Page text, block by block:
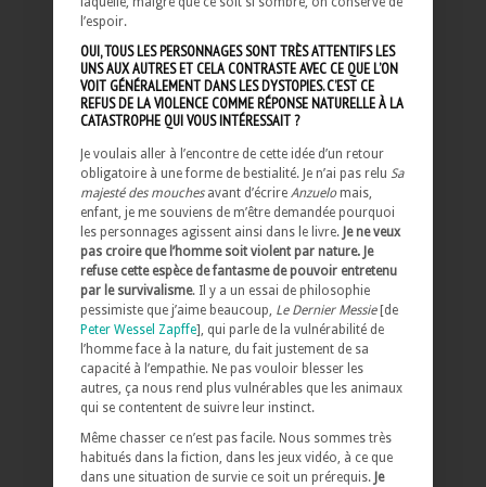
l’espoir.
OUI, TOUS LES PERSONNAGES SONT TRÈS ATTENTIFS LES
UNS AUX AUTRES ET CELA CONTRASTE AVEC CE QUE L’ON
VOIT GÉNÉRALEMENT DANS LES DYSTOPIES. C’EST CE
REFUS DE LA VIOLENCE COMME RÉPONSE NATURELLE À LA
CATASTROPHE QUI VOUS INTÉRESSAIT ?
Je voulais aller à l’encontre de cette idée d’un retour
obligatoire à une forme de bestialité. Je n’ai pas relu Sa
majesté des mouchesavant d’écrire Anzuelomais,
enfant, je me souviens de m’être demandée pourquoi
les personnages agissent ainsi dans le livre. Je ne veux
pas croire que l’homme soit violent par nature. Je
refuse cette espèce de fantasme de pouvoir entretenu
par le survivalisme. Il y a un essai de philosophie
pessimiste que j’aime beaucoup, Le Dernier Messie[de
Peter Wessel Zapffe], qui parle de la vulnérabilité de
l’homme face à la nature, du fait justement de sa
capacité à l’empathie. Ne pas vouloir blesser les
autres, ça nous rend plus vulnérables que les animaux
qui se contentent de suivre leur instinct.
Même chasser ce n’est pas facile. Nous sommes très
habitués dans la fiction, dans les jeux vidéo, à ce que
dans une situation de survie ce soit un prérequis. Je